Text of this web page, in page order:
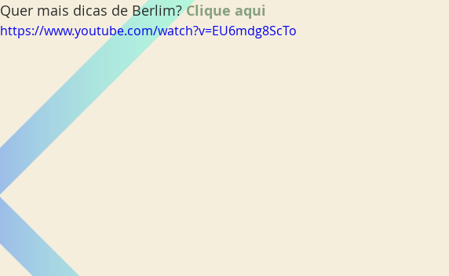
Quer mais dicas de Berlim? Clique aqui
https://www.youtube.com/watch?v=EU6mdg8ScTo